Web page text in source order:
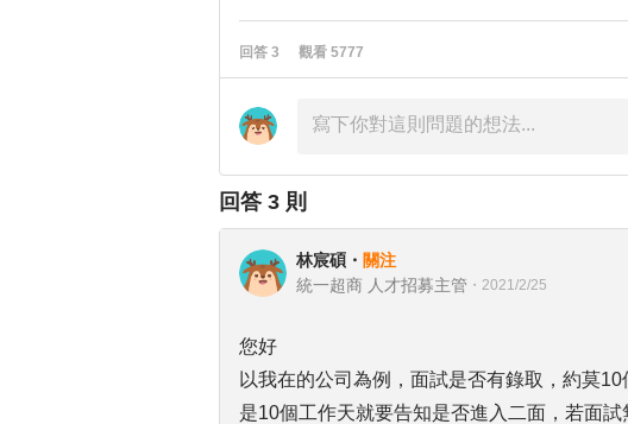
回答 3 觀看 5777
回答 3 則
林宸碩 ・ 關注
統一超商 人才招募主管 ・ 2021/2/25
您好
以我在的公司為例，面試是否有錄取，約莫
是10個工作天就要告知是否進入二面，若面